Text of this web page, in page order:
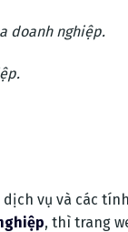
doanh nghiệp.
vụ và các
, thì trang